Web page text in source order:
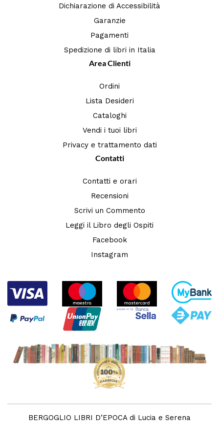
Dichiarazione di Accessibilità
Garanzie
Pagamenti
Spedizione di libri in Italia
Area Clienti
Ordini
Lista Desideri
Cataloghi
Vendi i tuoi libri
Privacy e trattamento dati
Contatti
Contatti e orari
Recensioni
Scrivi un Commento
Leggi il Libro degli Ospiti
Facebook
Instagram
BERGOGLIO LIBRI D’EPOCA di Lucia e Serena